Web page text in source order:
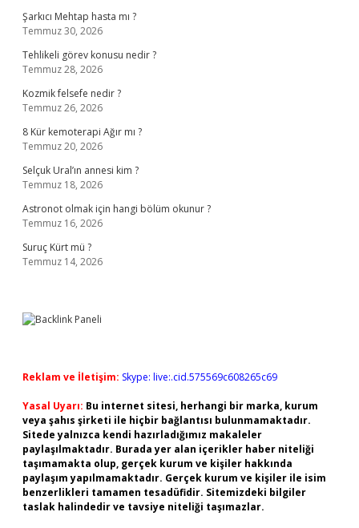
Şarkıcı Mehtap hasta mı ?
Temmuz 30, 2026
Tehlikeli görev konusu nedir ?
Temmuz 28, 2026
Kozmik felsefe nedir ?
Temmuz 26, 2026
8 Kür kemoterapi Ağır mı ?
Temmuz 20, 2026
Selçuk Ural’ın annesi kim ?
Temmuz 18, 2026
Astronot olmak için hangi bölüm okunur ?
Temmuz 16, 2026
Suruç Kürt mü ?
Temmuz 14, 2026
Reklam ve İletişim: Skype: live:.cid.575569c608265c69
Yasal Uyarı: Bu internet sitesi, herhangi bir marka, kurum
veya şahıs şirketi ile hiçbir bağlantısı bulunmamaktadır.
Sitede yalnızca kendi hazırladığımız makaleler
paylaşılmaktadır. Burada yer alan içerikler haber niteliği
taşımamakta olup, gerçek kurum ve kişiler hakkında
paylaşım yapılmamaktadır. Gerçek kurum ve kişiler ile isim
benzerlikleri tamamen tesadüfidir. Sitemizdeki bilgiler
taslak halindedir ve tavsiye niteliği taşımazlar.